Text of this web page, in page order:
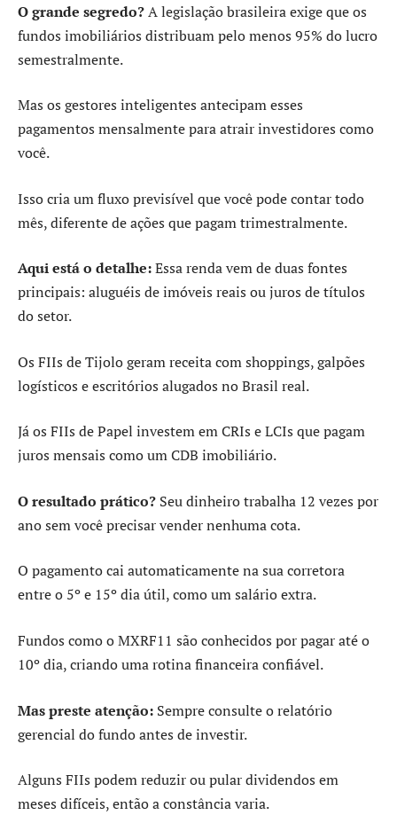
O grande segredo?A legislação brasileira exige que os
fundos imobiliários distribuam pelo menos 95% do lucro
semestralmente.
Mas os gestores inteligentes antecipam esses
pagamentos mensalmente para atrair investidores como
você.
Isso cria um fluxo previsível que você pode contar todo
mês, diferente de ações que pagam trimestralmente.
Aqui está o detalhe:Essa renda vem de duas fontes
principais: aluguéis de imóveis reais ou juros de títulos
do setor.
Os FIIs de Tijolo geram receita com shoppings, galpões
logísticos e escritórios alugados no Brasil real.
Já os FIIs de Papel investem em CRIs e LCIs que pagam
juros mensais como um CDB imobiliário.
O resultado prático? Seu dinheiro trabalha 12 vezes por
ano sem você precisar vender nenhuma cota.
O pagamento cai automaticamente na sua corretora
entre o 5º e 15º dia útil, como um salário extra.
Fundos como o MXRF11 são conhecidos por pagar até o
10º dia, criando uma rotina financeira confiável.
Mas preste atenção: Sempre consulte o relatório
gerencial do fundo antes de investir.
Alguns FIIs podem reduzir ou pular dividendos em
meses difíceis, então a constância varia.